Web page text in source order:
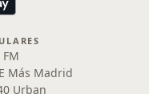
FM
Más Madrid
Urban